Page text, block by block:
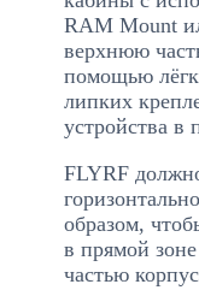
RAM Mount
верхнюю
помощью
липких
устройства в
FLYRF
образом,
в прямой
частью